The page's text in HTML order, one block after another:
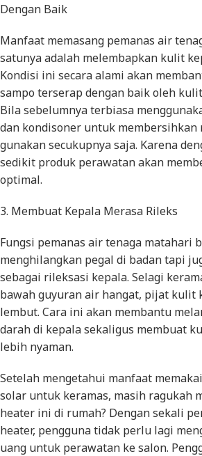
Dengan Baik
Manfaat memasang pemanas air
satunya adalah melembapkan kulit
Kondisi ini secara alami akan
sampo terserap dengan baik oleh
Bila sebelumnya terbiasa
dan kondisoner untuk membersihkan
gunakan secukupnya saja. Karena
sedikit produk perawatan akan
optimal.
3. Membuat Kepala Merasa Rileks
Fungsi pemanas air tenaga matahari
menghilangkan pegal di badan tapi
sebagai rileksasi kepala. Selagi
bawah guyuran air hangat, pijat kulit
lembut. Cara ini akan membantu
darah di kepala sekaligus membuat
lebih nyaman.
Setelah mengetahui manfaat
solar untuk keramas, masih ragukah
heater ini di rumah? Dengan sekali
heater, pengguna tidak perlu lagi
uang untuk perawatan ke salon.